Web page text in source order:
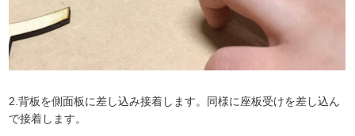
2.背板を側面板に差し込み接着します。同様に座板受けを差し込ん
で接着します。